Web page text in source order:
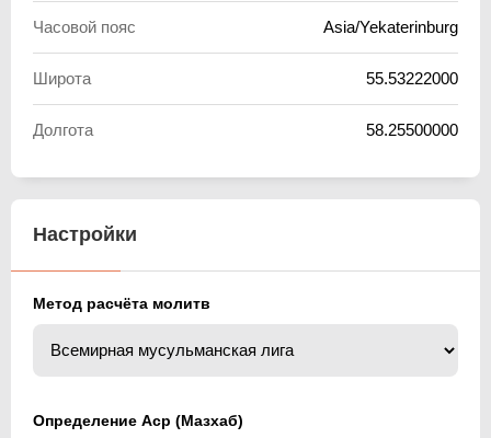
Часовой пояс Asia/Yekaterinburg
Широта 55.53222000
Долгота 58.25500000
Настройки
Метод расчёта молитв
Определение Аср (Мазхаб)